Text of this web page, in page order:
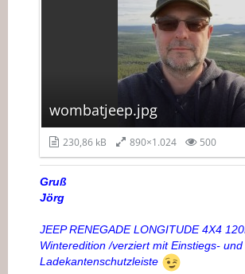
wombatjeep.jpg
230,86 kB 890×1.024 500
Gruß
Jörg
JEEP RENEGADE LONGITUDE 4X4
Winteredition /verziert mit Einstiegs- und
Ladekantenschutzleiste